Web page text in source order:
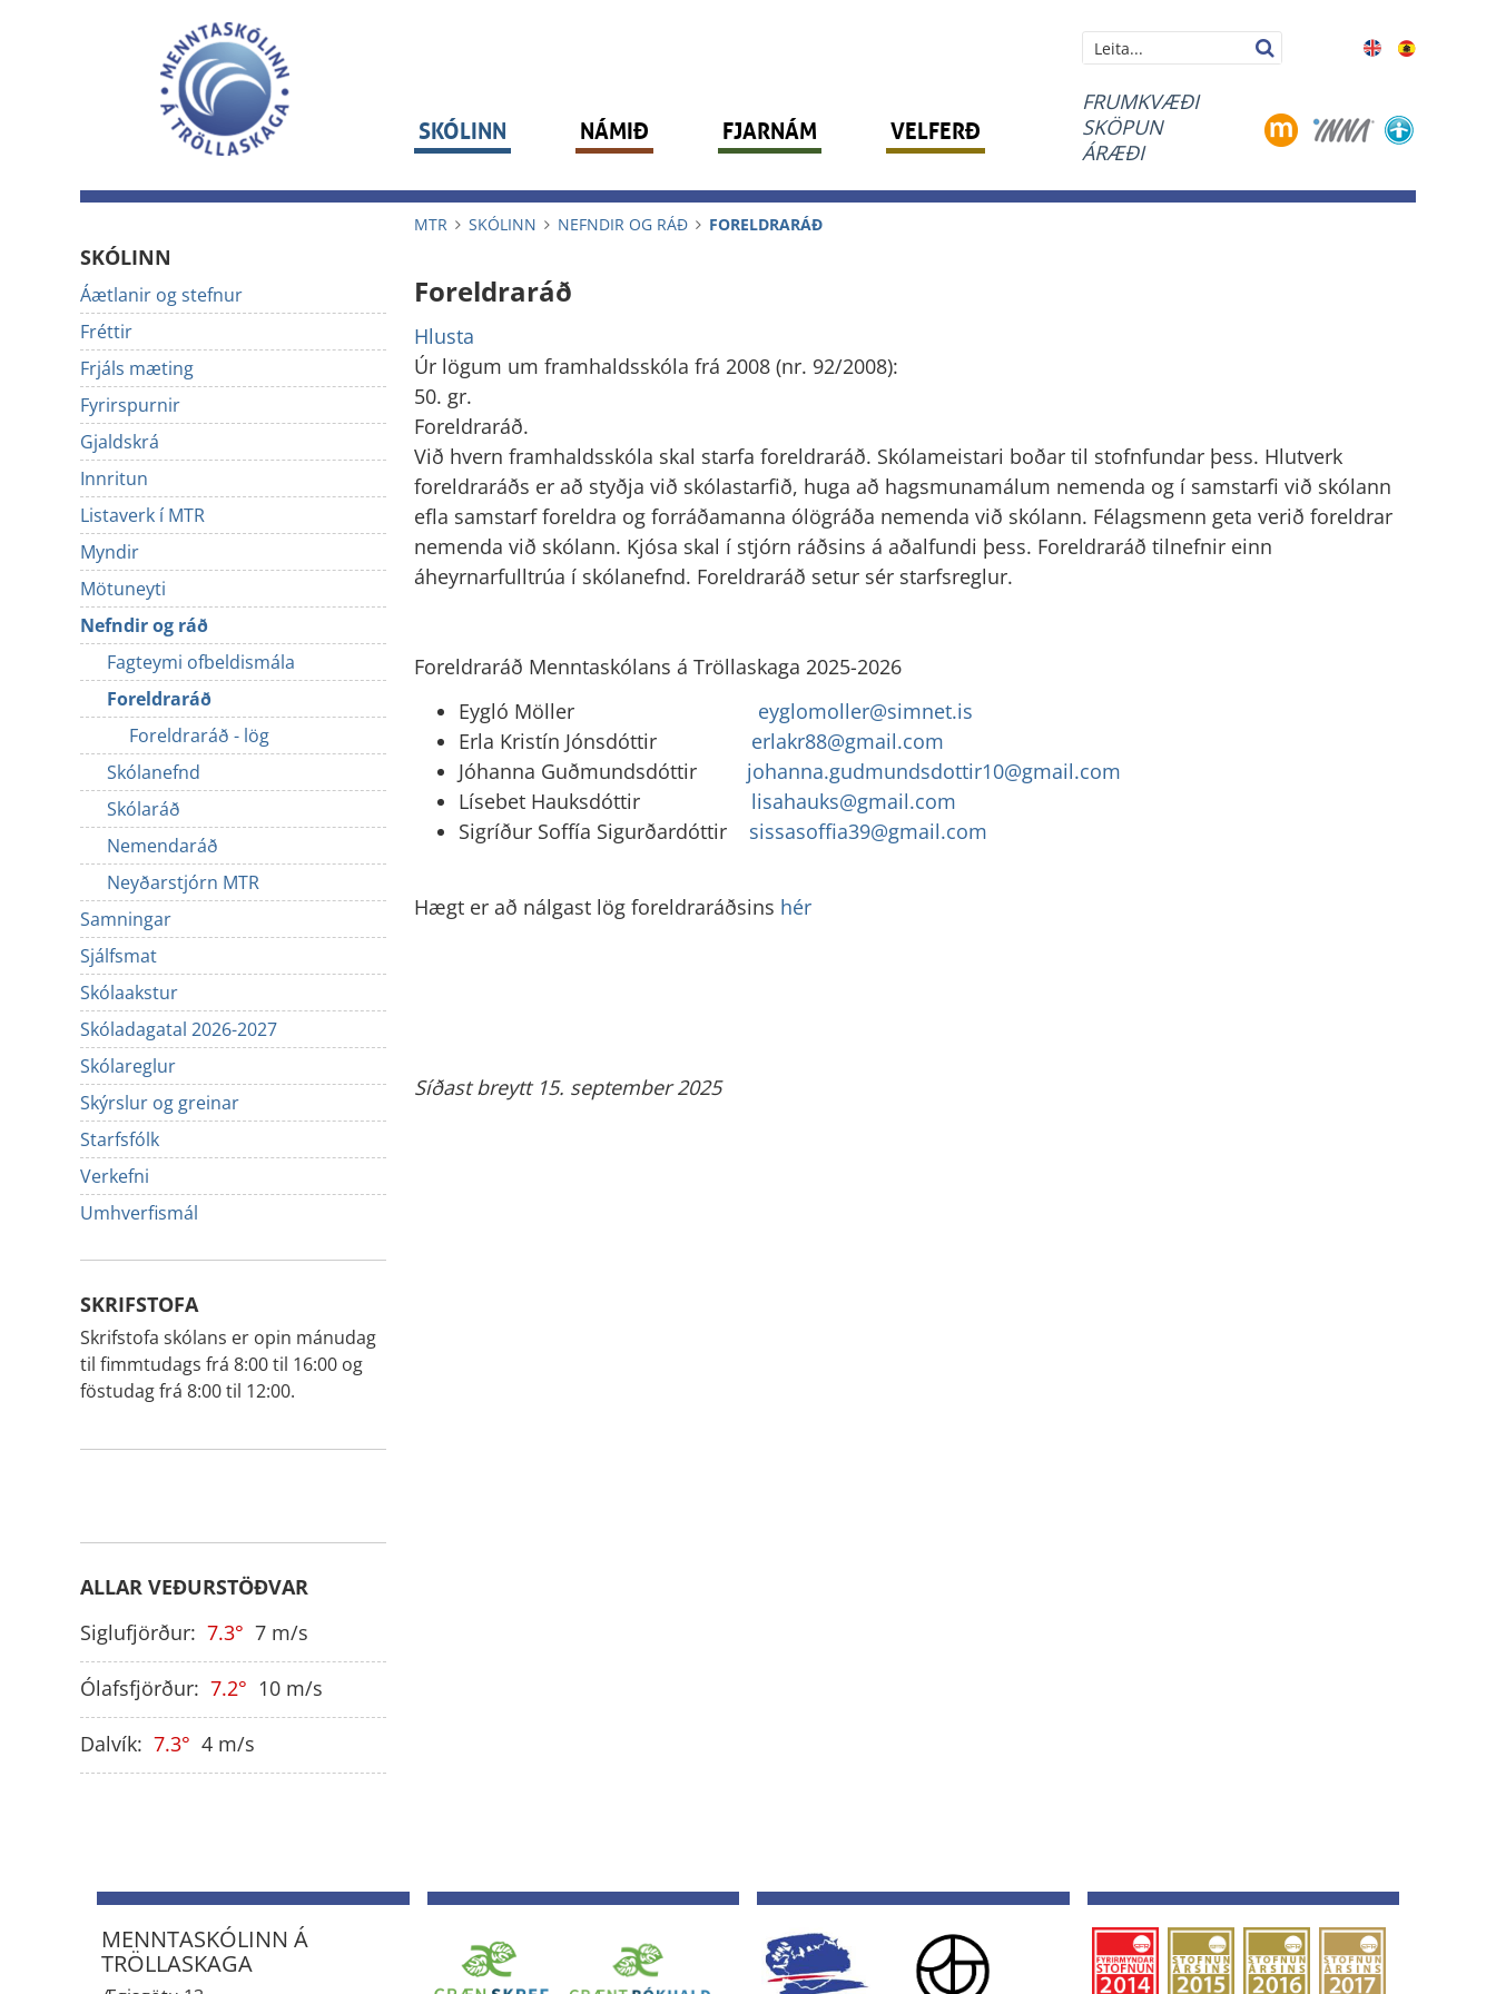
Leita
FRUMKVÆÐI
SKÖPUN
ÁRÆÐI
SKÓLINN NÁMIÐ FJARNÁM VELFERÐ
MTR SKÓLINN NEFNDIR OG RÁÐ FORELDRARÁÐ
Foreldraráð
Hlusta
Úr lögum um framhaldsskóla frá 2008 (nr. 92/2008):
50. gr.
Foreldraráð.
Við hvern framhaldsskóla skal starfa foreldraráð. Skólameistari boðar til stofnfundar þess. Hlutverk
foreldraráðs er að styðja við skólastarfið, huga að hagsmunamálum nemenda og í samstarfi við skólann
efla samstarf foreldra og forráðamanna ólögráða nemenda við skólann. Félagsmenn geta verið foreldrar
nemenda við skólann. Kjósa skal í stjórn ráðsins á aðalfundi þess. Foreldraráð tilnefnir einn
áheyrnarfulltrúa í skólanefnd. Foreldraráð setur sér starfsreglur.
Foreldraráð Menntaskólans á Tröllaskaga 2025-2026
Eygló Möller eyglomoller@simnet.is
Erla Kristín Jónsdóttir erlakr88@gmail.com
Jóhanna Guðmundsdóttir johanna.gudmundsdottir10@gmail.com
Lísebet Hauksdóttir lisahauks@gmail.com
Sigríður Soffía Sigurðardóttir sissasoffia39@gmail.com
Hægt er að nálgast lög foreldraráðsins hér
Síðast breytt 15. september 2025
SKÓLINN
Áætlanir og stefnur
Fréttir
Frjáls mæting
Fyrirspurnir
Gjaldskrá
Innritun
Listaverk í MTR
Myndir
Mötuneyti
Nefndir og ráð
Fagteymi ofbeldismála
Foreldraráð
Foreldraráð - lög
Skólanefnd
Skólaráð
Nemendaráð
Neyðarstjórn MTR
Samningar
Sjálfsmat
Skólaakstur
Skóladagatal 2026-2027
Skólareglur
Skýrslur og greinar
Starfsfólk
Verkefni
Umhverfismál
SKRIFSTOFA
Skrifstofa skólans er opin mánudag
til fimmtudags frá 8:00 til 16:00 og
föstudag frá 8:00 til 12:00.
ALLAR VEÐURSTÖÐVAR
Siglufjörður: 7.3 7 m/s
Ólafsfjörður: 7.2 10 m/s
Dalvík: 7.3 4 m/s
MENNTASKÓLINN Á
TRÖLLASKAGA